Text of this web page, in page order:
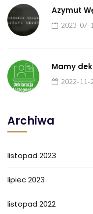
Azymut
2023-07-
Mamy
2022-11-
Archiwa
listopad 2023
lipiec 2023
listopad 2022